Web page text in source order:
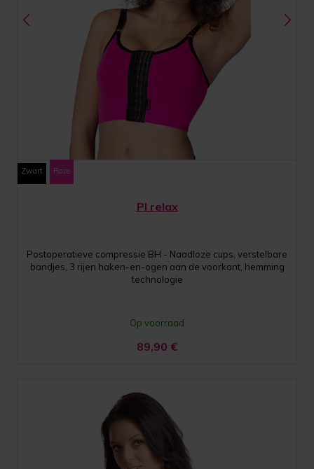
Zwart Roze
PI relax
Postoperatieve compressie BH - Naadloze cups, verstelbare
bandjes, 3 rijen haken-en-ogen aan de voorkant, hemming
technologie
Op voorraad
89,90 €